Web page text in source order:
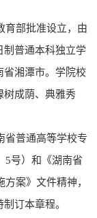
育部批准设立，由
制普通本科独立学
湘潭市。学院校
树成荫、典雅秀
省普通高等学校专
5号）和《湖南省
案》文件精神，
订本章程。